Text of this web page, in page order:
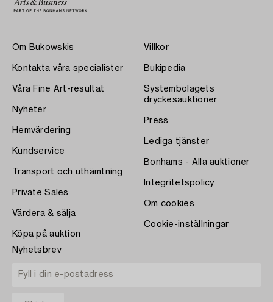
Om Bukowskis
Kontakta våra specialister
Våra Fine Art-resultat
Nyheter
Hemvärdering
Kundservice
Transport och uthämtning
Private Sales
Värdera & sälja
Köpa på auktion
Villkor
Bukipedia
Systembolagets
dryckesauktioner
Press
Lediga tjänster
Bonhams - Alla auktioner
Integritetspolicy
Om cookies
Cookie-inställningar
Nyhetsbrev